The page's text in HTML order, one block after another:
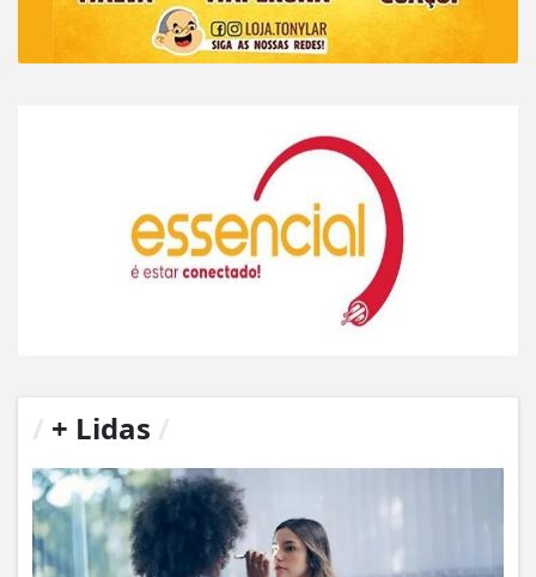
+ Lidas